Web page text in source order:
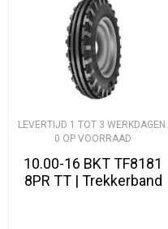
LEVERTIJD 1 TOT 3 WERKDAGEN.
0 OP VOORRAAD
10.00-16 BKT TF8181
8PR TT | Trekkerband